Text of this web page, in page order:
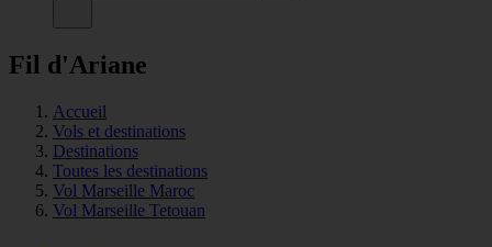
Fil d'Ariane
Accueil
Vols et destinations
Destinations
Toutes les destinations
Vol Marseille Maroc
Vol Marseille Tetouan